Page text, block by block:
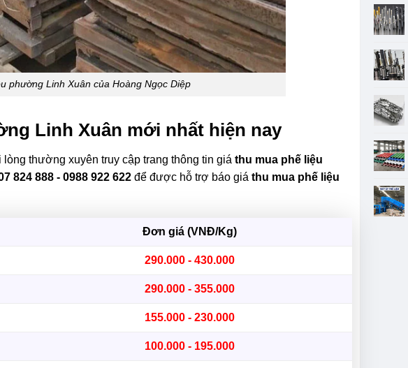
phường Linh Xuân của Hoàng Ngọc Diệp
Linh Xuân mới nhất hiện nay
thường xuyên truy cập trang thông tin giáthu mua phế liệu
824 888 - 0988 922 622 để được hỗ trợ báo giáthu mua phế liệu
Đơn giá (VNĐ/Kg)
290.000 - 430.000
290.000 - 355.000
155.000 - 230.000
100.000 - 195.000